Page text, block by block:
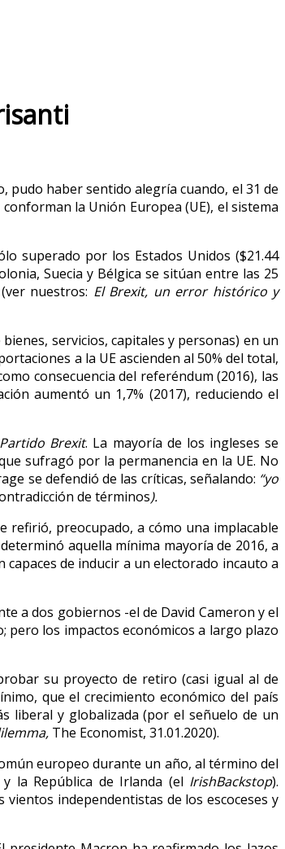
pudo haber sentido alegría cuando, el 31 de
la Unión Europea (UE), el sistema
superado por los Estados Unidos ($21.44
Suecia y Bélgica se sitúan entre las 25
nuestros: El Brexit, un error histórico y
servicios, capitales y personas) en un
a la UE ascienden al 50% del total,
consecuencia del referéndum (2016), las
aumentó un 1,7% (2017), reduciendo el
Partido Brexit. La mayoría de los ingleses se
sufragó por la permanencia en la UE. No
se defendió de las críticas, señalando: “yo
de términos).
refirió, preocupado, a cómo una implacable
aquella mínima mayoría de 2016, a
de inducir a un electorado incauto a
a dos gobiernos -el de David Cameron y el
pero los impactos económicos a largo plazo
su proyecto de retiro (casi igual al de
que el crecimiento económico del país
liberal y globalizada (por el señuelo de un
The Economist, 31.01.2020).
europeo durante un año, al término del
la República de Irlanda (el IrishBackstop).
independentistas de los escoceses y